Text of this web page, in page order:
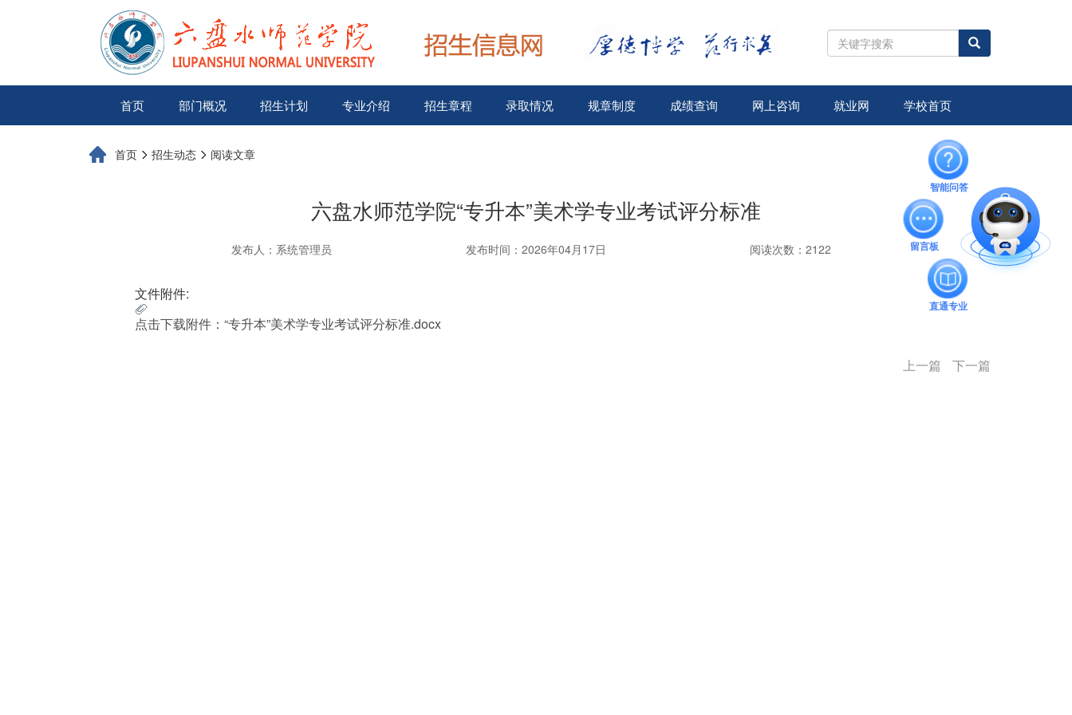
全
站
索
首页 部门概况 招生计划 专业介绍 招生章程 录取情况 规章制度 成绩查询 网上咨询 就业网 学校首页
首页 招生动态 阅读文章
六盘水师范学院“专升本”美术学专业考试评分标准
发布人：系统管理员 发布时间：2026年04月17日 阅读次数：2122
文件附件:
点击下载附件：“专升本”美术学专业考试评分标准.docx
上一篇 下一篇
智能问答
留言板
直通专业